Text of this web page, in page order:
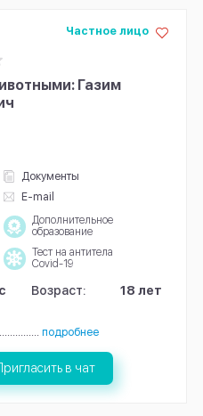
Газим
Документы
E-mail
Частное лицо
Дополнительное
образование
Тест на антитела
Covid-19
Возраст: 18 лет
подробнее
в чат